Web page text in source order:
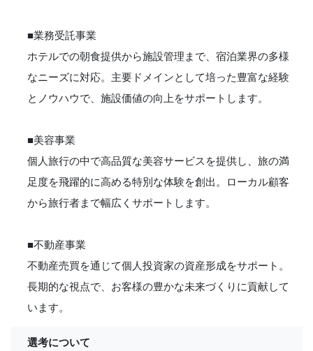
■業務受託事業
ホテルでの朝食提供から施設管理まで、宿泊業界の多様
なニーズに対応。主要ドメインとして培った豊富な経験
とノウハウで、施設価値の向上をサポートします。
■美容事業
個人旅行の中で高品質な美容サービスを提供し、旅の満
足度を飛躍的に高める特別な体験を創出。ローカル顧客
から旅行者まで幅広くサポートします。
■不動産事業
不動産売買を通じて個人投資家の資産形成をサポート。
長期的な視点で、お客様の豊かな未来づくりに貢献して
います。
選考について